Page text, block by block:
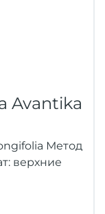
Avantika
Метод
верхние